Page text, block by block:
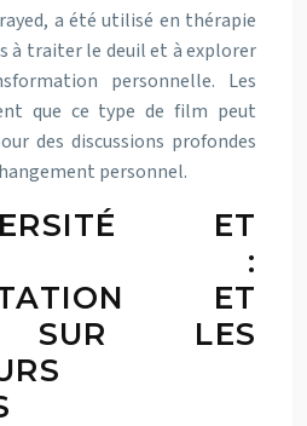
a été utilisé en thérapie
à traiter le deuil et à explorer
personnelle. Les
que ce type de film peut
des discussions profondes
personnel.
ET
:
ET
SUR LES